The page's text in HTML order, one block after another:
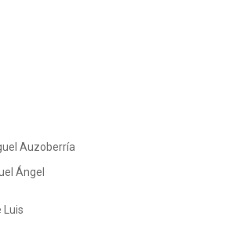
Auzoberría
Ángel
Luis